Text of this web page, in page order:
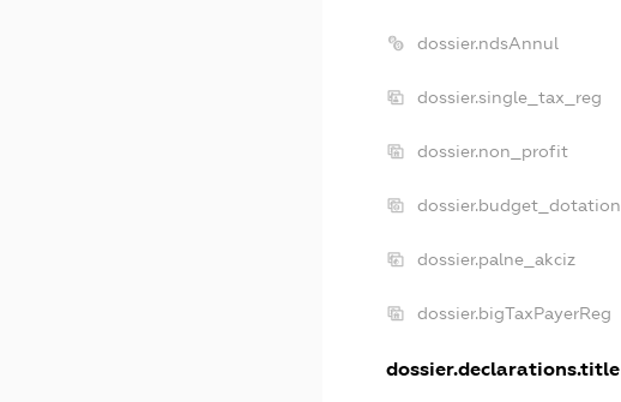
dossier.ndsAnnul
dossier.single_tax_reg
dossier.non_profit
dossier.budget_dotation
dossier.palne_akciz
dossier.bigTaxPayerReg
dossier.declarations.title